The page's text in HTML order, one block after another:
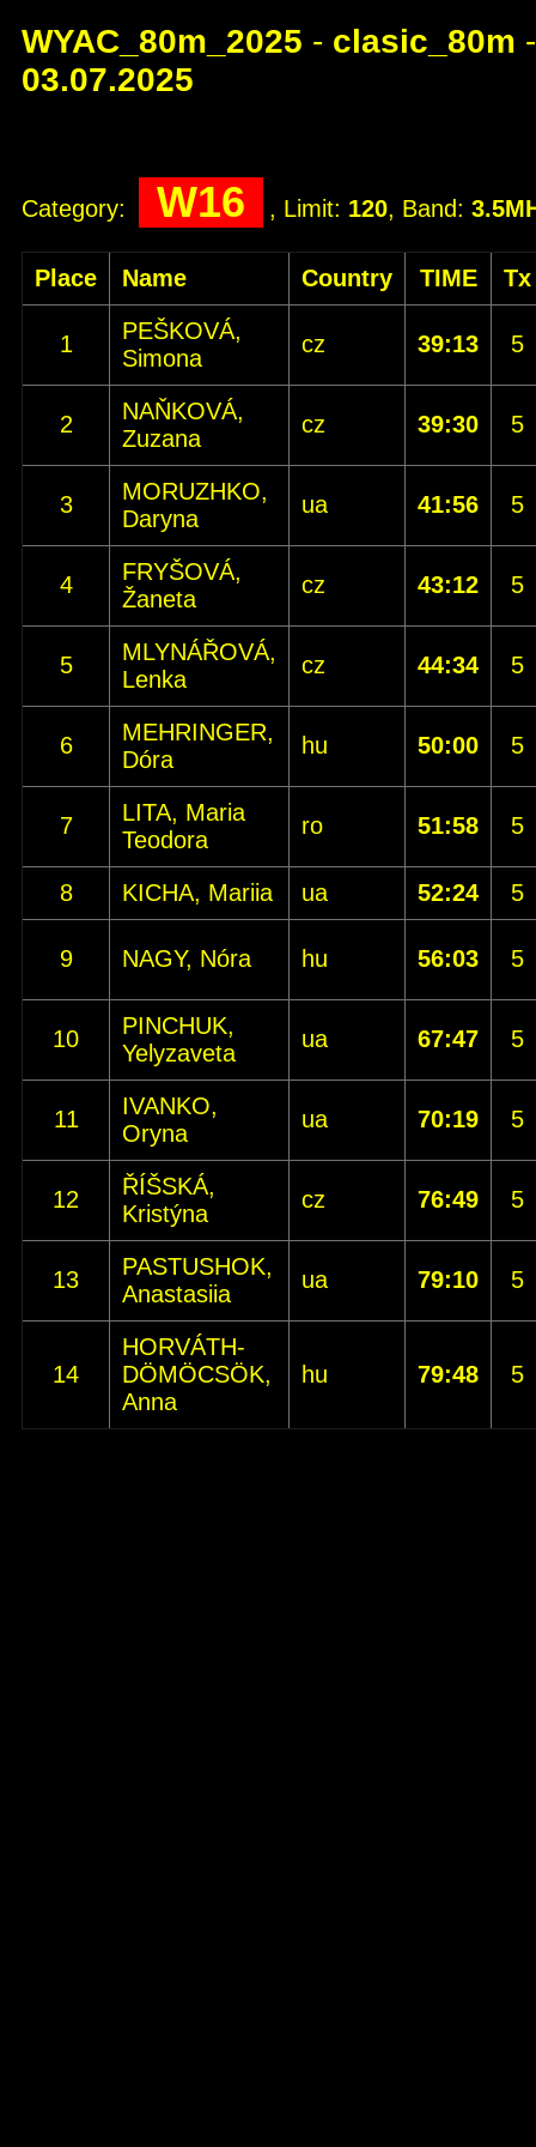
WYAC_80m_2025 - clasic_80m -
03.07.2025
Category: W16 , Limit: 120, Band:
Place Name Country TIME Tx
1
PEŠKOVÁ,
Simona
cz 39:13 5
2
NAŇKOVÁ,
Zuzana
cz 39:30 5
3
MORUZHKO,
Daryna
ua 41:56 5
4
FRYŠOVÁ,
Žaneta
cz 43:12 5
5
MLYNÁŘOVÁ,
Lenka
cz 44:34 5
6
MEHRINGER,
Dóra
hu 50:00 5
7
LITA, Maria
Teodora
ro 51:58 5
8 KICHA, Mariia ua 52:24 5
9 NAGY, Nóra hu 56:03 5
10
PINCHUK,
Yelyzaveta
ua 67:47 5
11
IVANKO,
Oryna
ua 70:19 5
12
ŘÍŠSKÁ,
Kristýna
cz 76:49 5
13
PASTUSHOK,
Anastasiia
ua 79:10 5
14
HORVÁTH-
DÖMÖCSÖK,
Anna
hu 79:48 5